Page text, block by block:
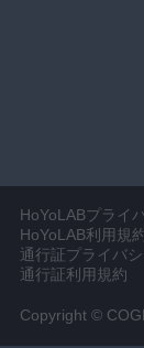
HoYoLABプライ
HoYoLAB利用規
通行証プライバ
通行証利用規約
Copyright ©